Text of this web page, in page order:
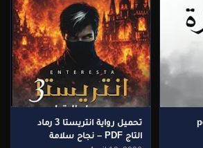
تحميل رواية انتريستا 3 رماد
التاج PDF – نجاح سلامة